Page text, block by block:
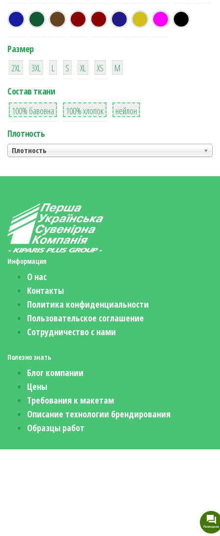
Размер
38
2XL
16
3XL
42
L
42
S
42
XL XS
М
Состав ткани
8
100% бавовна
36
100% хлопок
2
нейлон
Плотность
Плотность
Информация
О нас
Контакты
Политика конфиденциальности
Пользовательское соглашение
Сотрудничество с нами
Полезно знать
Блог компании
Цены
Требования к макетам
Описание технологии брендирования
Образцы работ
Помощник